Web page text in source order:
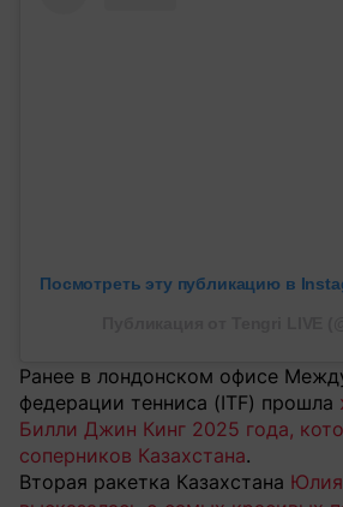
Посмотреть эту публикацию в
Ранее в лондонском офисе
федерации тенниса (ITF) прошла
Билли Джин Кинг 2025 года,
соперников Казахстана.
Вторая ракетка Казахстана